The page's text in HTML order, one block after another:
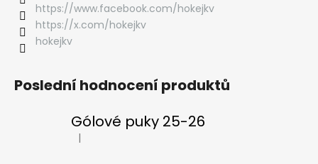
https://www.facebook.com/hokejkv
https://x.com/hokejkv
hokejkv
Poslední hodnocení produktů
Gólové puky 25-26
Hodnocení produktu je 5 z 5 hvězdiček.
|